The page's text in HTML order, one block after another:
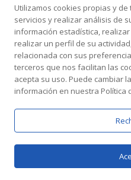
– Otros trabajos de calderería
El buque Ruyra pertenece
SERVICIOS MARITIMOS, S.L. (
más importantes de remolque
trabajos de diqueado en
Utilizamos cookies propias y
servicios y realizar análisis de
información estadística,
realizar un perfil de su
relacionada con sus
terceros que nos facilitan las
acepta su uso. Puede cambiar
información en nuestra Política